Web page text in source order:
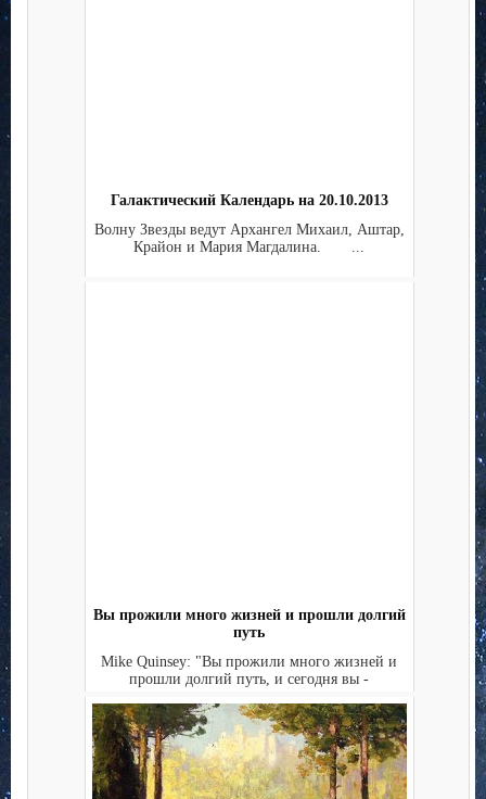
Галактический Календарь на 20.10.2013
Волну Звезды ведут Архангел Михаил, Аштар,
Крайон и Мария Магдалина. ...
Вы прожили много жизней и прошли долгий
путь
Mike Quinsey: "Вы прожили много жизней и
прошли долгий путь, и сегодня вы -